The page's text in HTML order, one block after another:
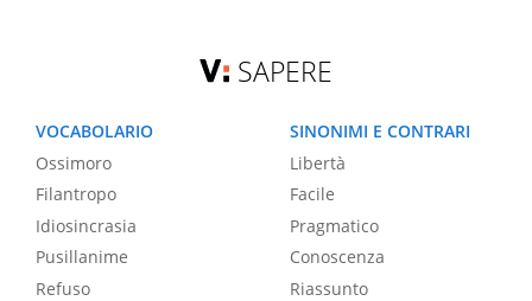
SAPERE
VOCABOLARIO
Ossimoro
Filantropo
Idiosincrasia
Pusillanime
Refuso
SINONIMI E CONTRARI
Libertà
Facile
Pragmatico
Conoscenza
Riassunto